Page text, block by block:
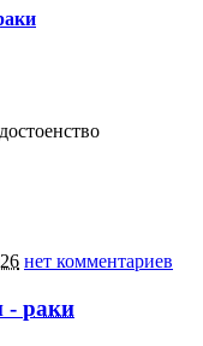
нет комментариев
- раки